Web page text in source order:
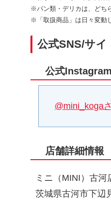
※パン類・デリカは、どち
※「取扱商品」は日々変動
公式SNS/サイ
公式Instagram
@mini_koga
店舗詳細情報
ミニ（MINI）古河
茨城県古河市下辺